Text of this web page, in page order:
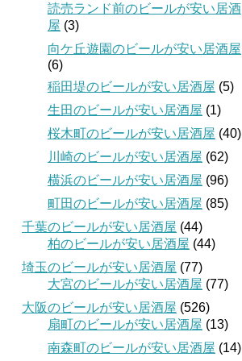
読売ランド前のビールが安い居酒
屋 (3)
向ケ丘遊園のビールが安い居酒屋
(6)
稲田堤のビールが安い居酒屋 (5)
生田のビールが安い居酒屋 (1)
桜木町のビールが安い居酒屋 (40)
川崎のビールが安い居酒屋 (62)
横浜のビールが安い居酒屋 (96)
町田のビールが安い居酒屋 (85)
千葉のビールが安い居酒屋 (44)
柏のビールが安い居酒屋 (44)
埼玉のビールが安い居酒屋 (77)
大宮のビールが安い居酒屋 (77)
大阪のビールが安い居酒屋 (526)
扇町のビールが安い居酒屋 (13)
南森町のビールが安い居酒屋 (14)